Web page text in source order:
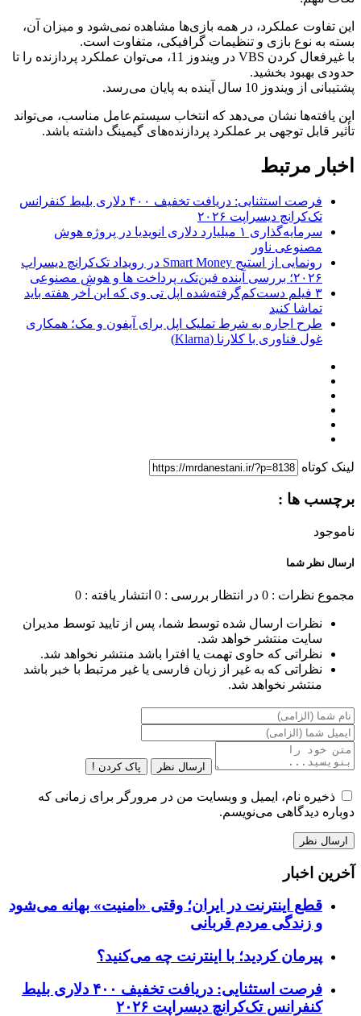
این تفاوت عملکرد، در همه بازی‌ها مشاهده نمی‌شود و میزان آن،
بسته به نوع بازی و تنظیمات گرافیکی، متفاوت است.
با غیرفعال کردن VBS در ویندوز 11، می‌توان عملکرد پردازنده را تا
حدودی بهبود بخشید.
پشتیبانی از ویندوز 10 سال آینده به پایان می‌رسد.
این یافته‌ها نشان می‌دهد که انتخاب سیستم‌عامل مناسب، می‌تواند
تأثیر قابل توجهی بر عملکرد پردازنده‌های گیمینگ داشته باشد.
اخبار مرتبط
فرصت استثنایی: دریافت تخفیف ۴۰۰ دلاری بلیط کنفرانس
تک‌کرانچ دیسراپت ۲۰۲۶
سرمایه‌گذاری ۱ میلیارد دلاری انویدیا در پروژه هوش
مصنوعی ناور
رونمایی از استیج Smart Money در رویداد تک‌کرانچ دیسراپ
۲۰۲۶؛ بررسی آینده فین‌تک، پرداخت‌ ها و هوش مصنوعی
۳ فیلم دست‌کم‌گرفته‌شده اپل تی وی که این آخر هفته باید
تماشا کنید
طرح اجاره به شرط تملیک اپل برای آیفون و مک؛ همکاری
غول فناوری با کلارنا (Klarna)
لینک کوتاه
برچسب ها :
ناموجود
ارسال نظر شما
مجموع نظرات : 0 در انتظار بررسی : 0 انتشار یافته : 0
نظرات ارسال شده توسط شما، پس از تایید توسط مدیران
سایت منتشر خواهد شد.
نظراتی که حاوی تهمت یا افترا باشد منتشر نخواهد شد.
نظراتی که به غیر از زبان فارسی یا غیر مرتبط با خبر باشد
منتشر نخواهد شد.
ارسال نظر پاک کردن !
ذخیره نام، ایمیل و وبسایت من در مرورگر برای زمانی که
دوباره دیدگاهی می‌نویسم.
آخرین اخبار
قطع اینترنت در ایران؛ وقتی «امنیت» بهانه می‌شود
و زندگی مردم قربانی
پیرمان کردید؛ با اینترنت چه می‌کنید؟
فرصت استثنایی: دریافت تخفیف ۴۰۰ دلاری بلیط
کنفرانس تک‌کرانچ دیسراپت ۲۰۲۶